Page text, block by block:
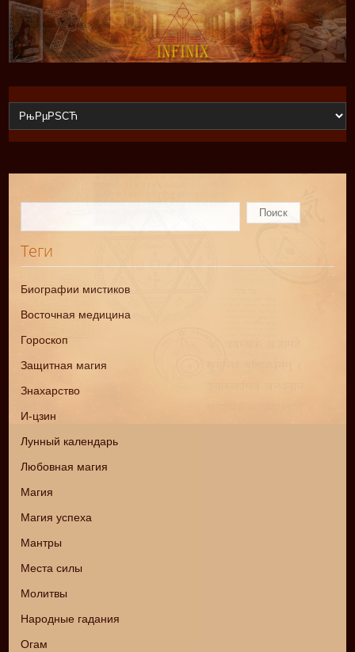
Теги
Биографии мистиков
Восточная медицина
Гороскоп
Защитная магия
Знахарство
И-цзин
Лунный календарь
Любовная магия
Магия
Магия успеха
Мантры
Места силы
Молитвы
Народные гадания
Огам